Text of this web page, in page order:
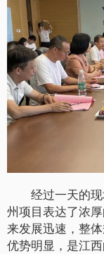
经过一天的
州项目表达了浓
来发展迅速，整
优势明显，是江